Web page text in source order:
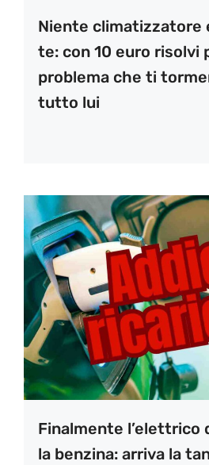
Niente climatizzatore
te: con 10 euro risolvi
problema che ti
tutto lui
Finalmente l’elettrico
la benzina: arriva la